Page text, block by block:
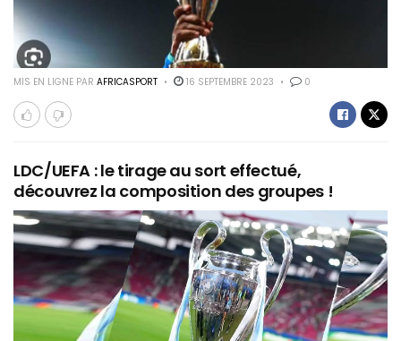
MIS EN LIGNE PAR AFRICASPORT 16 SEPTEMBRE 2023 0
LDC/UEFA : le tirage au sort effectué,
découvrez la composition des groupes !